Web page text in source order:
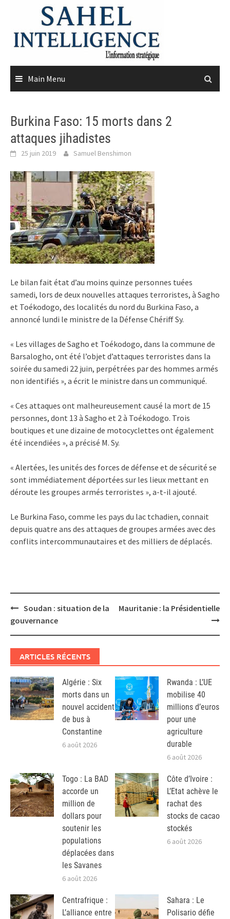
content
Main Menu
Burkina Faso: 15 morts dans 2
attaques jihadistes
25 juin 2019 Samuel Benshimon
Le bilan fait état d’au moins quinze personnes tuées
samedi, lors de deux nouvelles attaques terroristes, à Sagho
et Toékodogo, des localités du nord du Burkina Faso, a
annoncé lundi le ministre de la Défense Chériff Sy.
« Les villages de Sagho et Toékodogo, dans la commune de
Barsalogho, ont été l’objet d’attaques terroristes dans la
soirée du samedi 22 juin, perpétrées par des hommes armés
non identifiés », a écrit le ministre dans un communiqué.
« Ces attaques ont malheureusement causé la mort de 15
personnes, dont 13 à Sagho et 2 à Toékodogo. Trois
boutiques et une dizaine de motocyclettes ont également
été incendiées », a précisé M. Sy.
« Alertées, les unités des forces de défense et de sécurité se
sont immédiatement déportées sur les lieux mettant en
déroute les groupes armés terroristes », a-t-il ajouté.
Le Burkina Faso, comme les pays du lac tchadien, connait
depuis quatre ans des attaques de groupes armées avec des
conflits intercommunautaires et des milliers de déplacés.
Post
navigation
Soudan : situation de la
gouvernance
Mauritanie : la Présidentielle
ARTICLES RÉCENTS
Algérie : Six
morts dans un
nouvel accident
de bus à
Constantine
6 août 2026
Rwanda : L’UE
mobilise 40
millions d’euros
pour une
agriculture
durable
6 août 2026
Togo : La BAD
accorde un
million de
dollars pour
soutenir les
populations
déplacées dans
les Savanes
6 août 2026
Côte d’Ivoire :
L’Etat achève le
rachat des
stocks de cacao
stockés
6 août 2026
Centrafrique :
L’alliance entre
Sahara : Le
Polisario défie